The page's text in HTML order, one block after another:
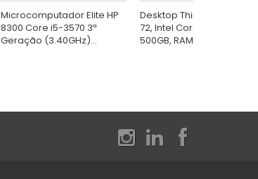
Microcomputador Elite HP
8300 Core i5-3570 3ª
Geração (3.40GHz)...
Desktop ThinkCentre
72, Intel Core i5-3470, HD
500GB, RAM 4GB,...